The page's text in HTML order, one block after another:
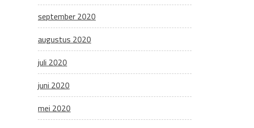
september 2020
augustus 2020
juli 2020
juni 2020
mei 2020